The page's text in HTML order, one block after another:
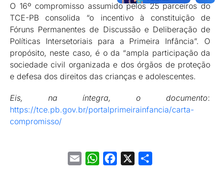
O 16º compromisso assumido pelos 25 parceiros do
TCE-PB consolida “o incentivo à constituição de
Fóruns Permanentes de Discussão e Deliberação de
Políticas Intersetoriais para a Primeira Infância”. O
propósito, neste caso, é o da “ampla participação da
sociedade civil organizada e dos órgãos de proteção
e defesa dos direitos das crianças e adolescentes.
Eis, na íntegra, o documento:
https://tce.pb.gov.br/portalprimeirainfancia/carta-
compromisso/
Email WhatsAppFacebook